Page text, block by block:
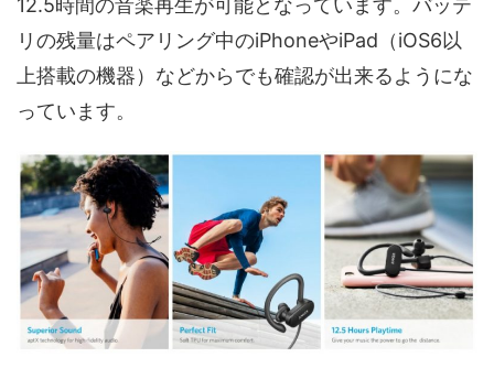
12.5時間の音楽再生が可能となっています。バッテ
リの残量はペアリング中のiPhoneやiPad（iOS6以
上搭載の機器）などからでも確認が出来るようにな
っています。